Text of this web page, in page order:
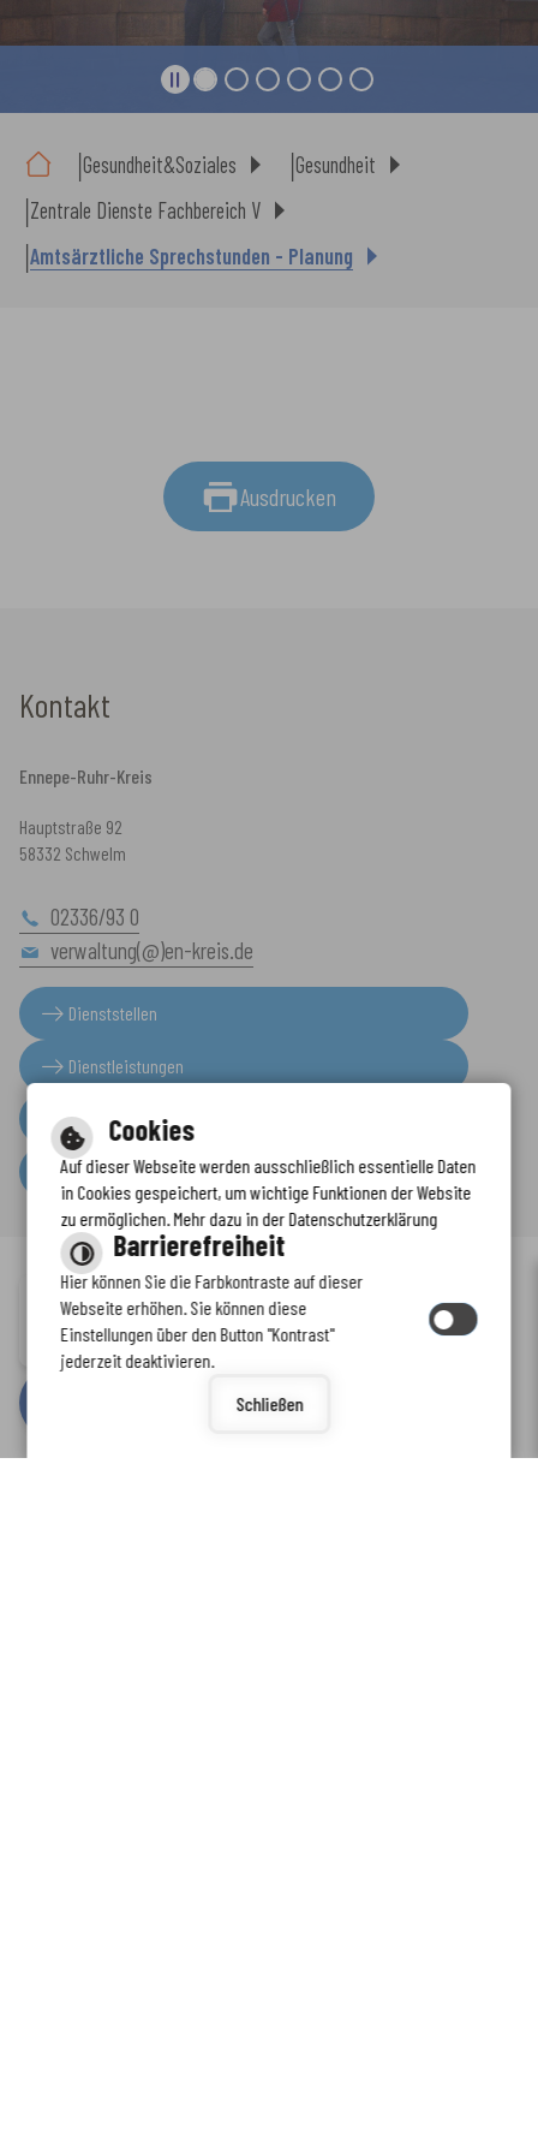
Gesundheit&Soziales
Gesundheit
Zentrale Dienste Fachbereich V
Amtsärztliche Sprechstunden - Planung
Ausdrucken
Kontakt
Ennepe-Ruhr-Kreis
Hauptstraße 92
58332 Schwelm
02336/93 0
verwaltung(@)en-kreis.de
Dienststellen
Dienstleistungen
Presseinformationen
Serviceportal
Inhalt-Impressum-Datenschutzerklärung Kontaktformular -
Barrierefreiheit
bycm citymedia GmbH
Immer auf dem neuesten Stand
www.enkreis.de möchte Ihnen Benachrichtigungen senden
Cookies
Auf dieser Webseite werden ausschließlich essentielle Daten
in Cookies gespeichert, um wichtige Funktionen der Website
zu ermöglichen. Mehr dazu in der Datenschutzerklärung
Barrierefreiheit
Hier können Sie die Farbkontraste auf dieser
Webseite erhöhen. Sie können diese
Einstellungen über den Button "Kontrast"
jederzeit deaktivieren.
Schließen